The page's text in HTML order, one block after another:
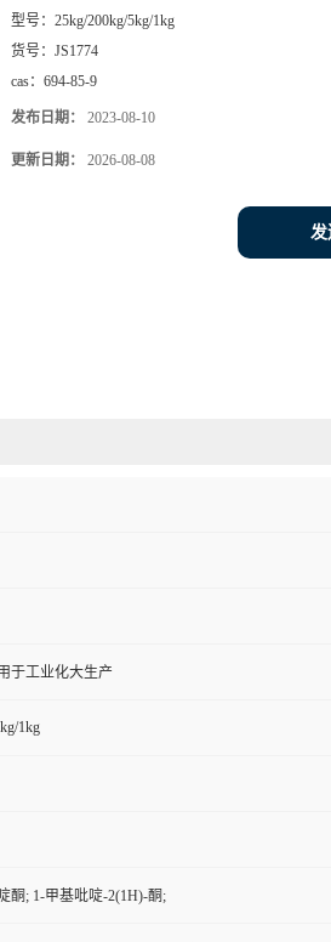
型号： 25kg/200kg/5kg/1kg
货号： JS1774
cas： 694-85-9
发布日期： 2023-08-10
更新日期： 2026-08-08
发
于工业化大生产
1kg
酮; 1-甲基吡啶-2(1H)-酮;